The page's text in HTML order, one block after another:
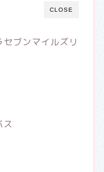
CLOSE
ブンマイルズリ
ス